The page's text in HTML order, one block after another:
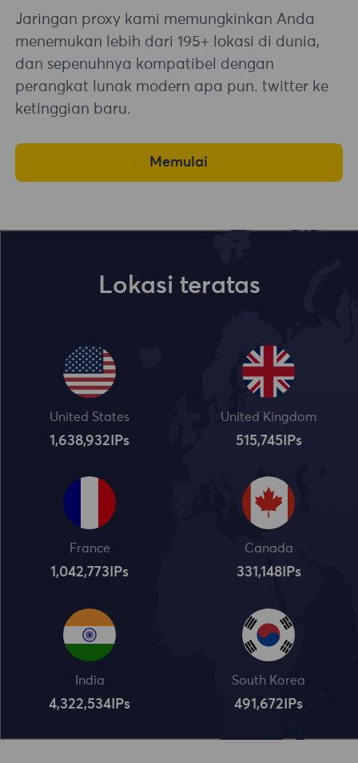
Jaringan proxy kami memungkinkan Anda
menemukan lebih dari 195+ lokasi di dunia,
dan sepenuhnya kompatibel dengan
perangkat lunak modern apa pun. twitter ke
ketinggian baru.
Memulai
Lokasi teratas
United States
1,638,932 IPs
United Kingdom
515,745IPs
France
1,042,773 IPs
Canada
331,148IPs
India
4,322,534 IPs
South Korea
491,672 IPs